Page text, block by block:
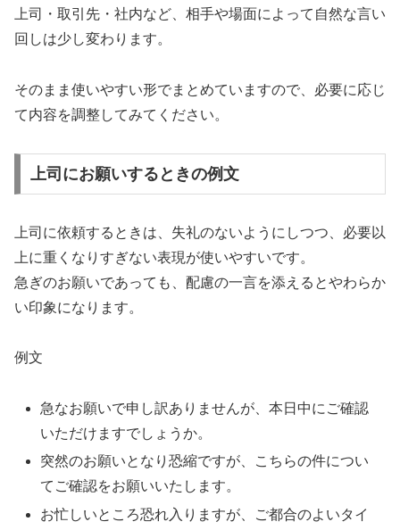
上司・取引先・社内など、相手や場面によって自然な言い
回しは少し変わります。
そのまま使いやすい形でまとめていますので、必要に応じ
て内容を調整してみてください。
上司にお願いするときの例文
上司に依頼するときは、失礼のないようにしつつ、必要以
上に重くなりすぎない表現が使いやすいです。
急ぎのお願いであっても、配慮の一言を添えるとやわらか
い印象になります。
例文
急なお願いで申し訳ありませんが、本日中にご確認
いただけますでしょうか。
突然のお願いとなり恐縮ですが、こちらの件につい
てご確認をお願いいたします。
お忙しいところ恐れ入りますが、ご都合のよいタイ